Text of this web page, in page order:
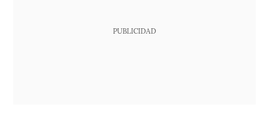
PUBLICIDAD